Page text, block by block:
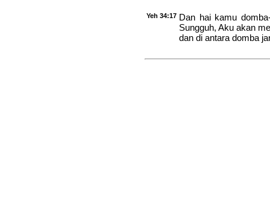
Yeh 34:17 Dan hai kamu
Sungguh, Aku akan
dan di antara domba